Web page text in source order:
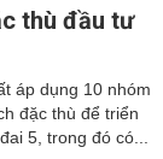
thù đầu tư
áp dụng 10 nhóm
đặc thù để triển
5, trong đó có...